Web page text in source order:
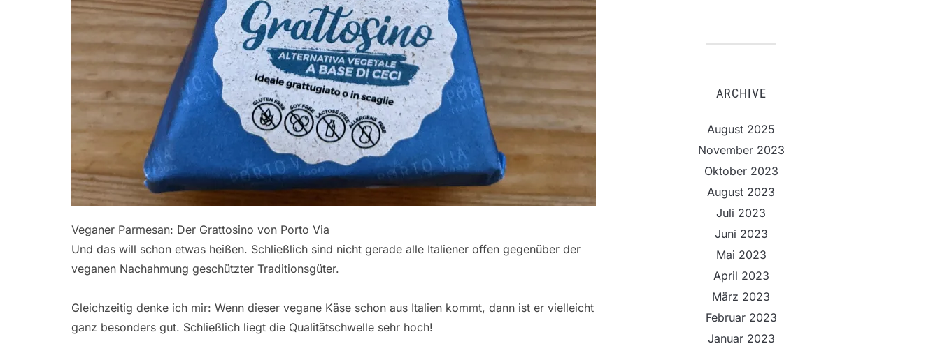
Veganer Parmesan: Der Grattosino von Porto Via
Und das will schon etwas heißen. Schließlich sind nicht gerade alle Italiener offen gegenüber der
veganen Nachahmung geschützter Traditionsgüter.
Gleichzeitig denke ich mir: Wenn dieser vegane Käse schon aus Italien kommt, dann ist er vielleicht
ganz besonders gut. Schließlich liegt die Qualitätschwelle sehr hoch!
ARCHIVE
August 2025
November 2023
Oktober 2023
August 2023
Juli 2023
Juni 2023
Mai 2023
April 2023
März 2023
Februar 2023
Januar 2023